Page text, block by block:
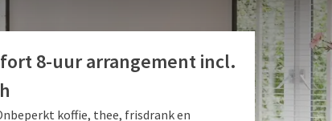
8-uur arrangement incl.
koffie, thee, frisdrank en